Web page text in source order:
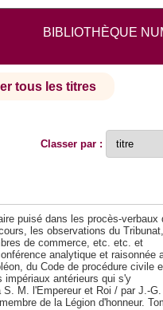
BIBLIOTHÈQUE
tous les titres
Classer par :
puisé dans les procès-verbaux
les observations du Tribunat,
de commerce, etc. etc. et
analytique et raisonnée
du Code de procédure civile
impériaux antérieurs qui s'y
M. l'Empereur et Roi / par J.-G.
de la Légion d'honneur.